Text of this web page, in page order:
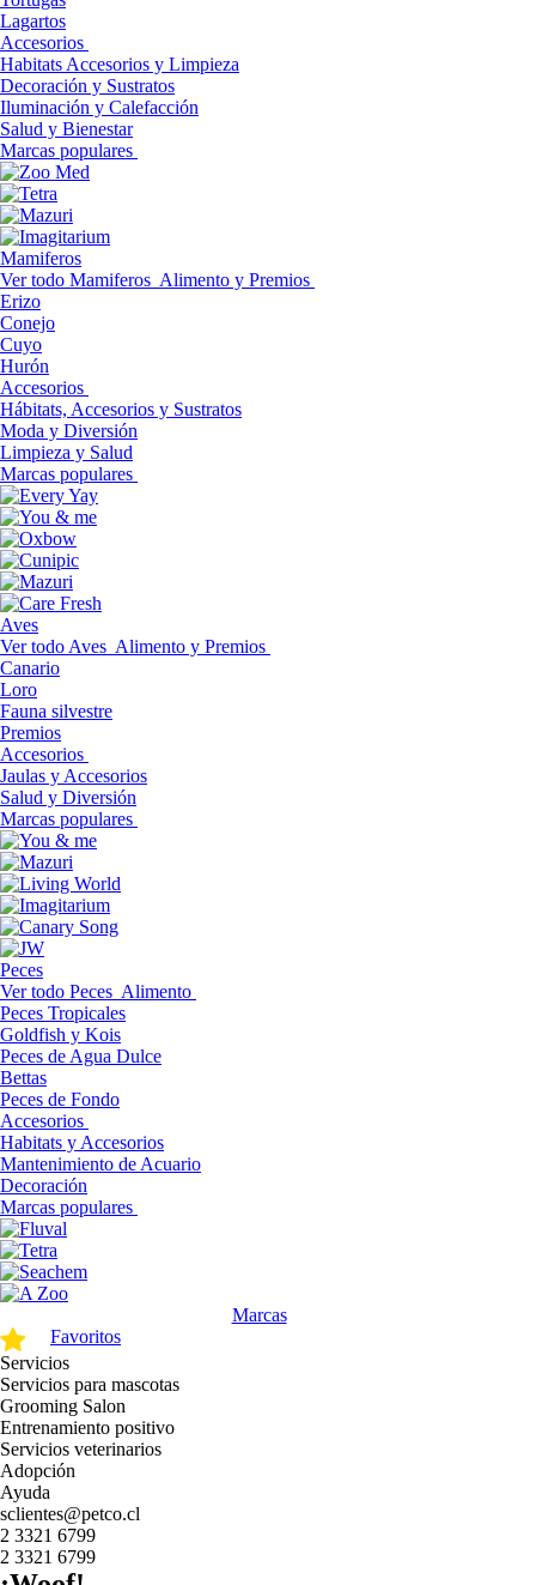
Lagartos
Accesorios
Habitats Accesorios y Limpieza
Decoración y Sustratos
Iluminación y Calefacción
Salud y Bienestar
Marcas populares
Mamiferos
Ver todo Mamiferos Alimento y Premios
Erizo
Conejo
Cuyo
Hurón
Accesorios
Hábitats, Accesorios y Sustratos
Moda y Diversión
Limpieza y Salud
Marcas populares
Aves
Ver todo Aves Alimento y Premios
Canario
Loro
Fauna silvestre
Premios
Accesorios
Jaulas y Accesorios
Salud y Diversión
Marcas populares
Peces
Ver todo Peces Alimento
Peces Tropicales
Goldfish y Kois
Peces de Agua Dulce
Bettas
Peces de Fondo
Accesorios
Habitats y Accesorios
Mantenimiento de Acuario
Decoración
Marcas populares
Marcas
Favoritos
Servicios
Servicios para mascotas
Grooming Salon
Entrenamiento positivo
Servicios veterinarios
Adopción
Ayuda
sclientes@petco.cl
2 3321 6799
2 3321 6799